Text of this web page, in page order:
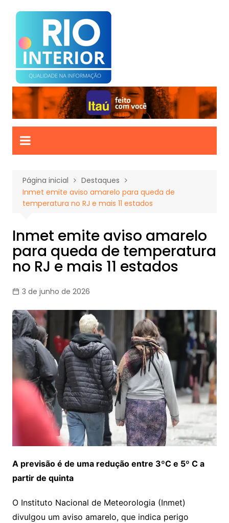
para
conteúdo
Página inicial
Destaques
Inmet emite aviso amarelo para queda de
temperatura no RJ e mais 11 estados
Inmet emite aviso amarelo
para queda de temperatura
no RJ e mais 11 estados
3 de junho de 2026
A previsão é de uma redução entre 3ºC e 5º C a
partir de quinta
O Instituto Nacional de Meteorologia (Inmet)
divulgou um aviso amarelo, que indica perigo